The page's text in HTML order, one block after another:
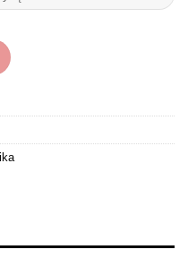
Flash